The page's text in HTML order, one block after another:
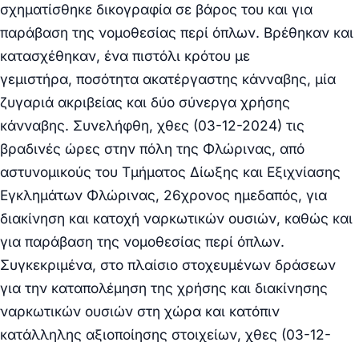
σχηματίσθηκε δικογραφία σε βάρος του και για
παράβαση της νομοθεσίας περί όπλων. Βρέθηκαν και
κατασχέθηκαν, ένα πιστόλι κρότου με
γεμιστήρα, ποσότητα ακατέργαστης κάνναβης, μία
ζυγαριά ακριβείας και δύο σύνεργα χρήσης
κάνναβης. Συνελήφθη, χθες (03-12-2024) τις
βραδινές ώρες στην πόλη της Φλώρινας, από
αστυνομικούς του Τμήματος Δίωξης και Εξιχνίασης
Εγκλημάτων Φλώρινας, 26χρονος ημεδαπός, για
διακίνηση και κατοχή ναρκωτικών ουσιών, καθώς και
για παράβαση της νομοθεσίας περί όπλων.
Συγκεκριμένα, στο πλαίσιο στοχευμένων δράσεων
για την καταπολέμηση της χρήσης και διακίνησης
ναρκωτικών ουσιών στη χώρα και κατόπιν
κατάλληλης αξιοποίησης στοιχείων, χθες (03-12-